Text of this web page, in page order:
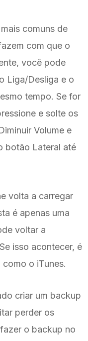
comuns de
com que o
você pode
Liga/Desliga e o
tempo. Se for
e solte os
Volume e
botão Lateral até
volta a carregar
é apenas uma
voltar a
isso acontecer, é
o iTunes.
criar um backup
perder os
o backup no